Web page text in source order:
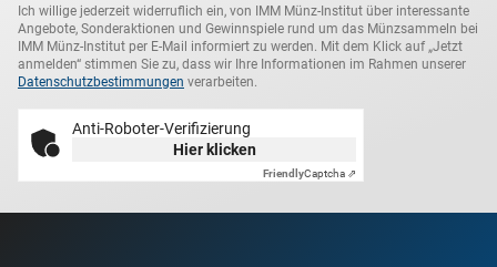
Ich willige jederzeit widerruflich ein, von IMM Münz-Institut über interessante
Angebote, Sonderaktionen und Gewinnspiele rund um das Münzsammeln bei
IMM Münz-Institut per E-Mail informiert zu werden. Mit dem Klick auf „Jetzt
anmelden“ stimmen Sie zu, dass wir Ihre Informationen im Rahmen unserer
Datenschutzbestimmungen verarbeiten.
Anti-Roboter-Verifizierung
Hier klicken
FriendlyCaptcha ⇗